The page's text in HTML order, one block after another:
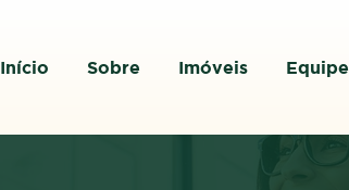
Início Sobre Imóveis Equipe